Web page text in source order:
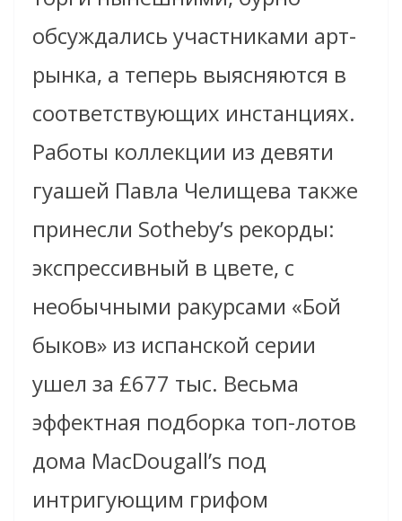
обсуждались участниками арт-
рынка, а теперь выясняются в
соответствующих инстанциях.
Работы коллекции из девяти
гуашей Павла Челищева также
принесли Sotheby’s рекорды:
экспрессивный в цвете, с
необычными ракурсами «Бой
быков» из испанской серии
ушел за £677 тыс. Весьма
эффектная подборка топ-лотов
дома MacDougall’s под
интригующим грифом